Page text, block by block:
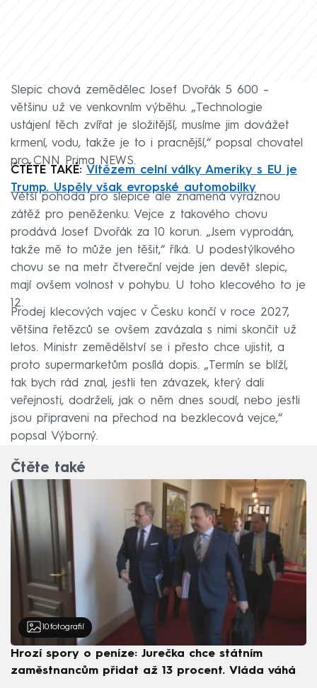
Slepic chová zemědělec Josef Dvořák 5 600 –
většinu už ve venkovním výběhu. „Technologie
ustájení těch zvířat je složitější, musíme jim dovážet
krmení, vodu, takže je to i pracnější,“ popsal chovatel
pro CNN Prima NEWS.
ČTĚTE TAKÉ: Vítězem celní války Ameriky s EU je
Trump. Uspěly však evropské automobilky
Větší pohoda pro slepice ale znamená výraznou
zátěž pro peněženku. Vejce z takového chovu
prodává Josef Dvořák za 10 korun. „Jsem vyprodán,
takže mě to může jen těšit,“ říká. U podestýlkového
chovu se na metr čtvereční vejde jen devět slepic,
mají ovšem volnost v pohybu. U toho klecového to je
12.
Prodej klecových vajec v Česku končí v roce 2027,
většina řetězců se ovšem zavázala s nimi skončit už
letos. Ministr zemědělství se i přesto chce ujistit, a
proto supermarketům posílá dopis. „Termín se blíží,
tak bych rád znal, jestli ten závazek, který dali
veřejnosti, dodrželi, jak o něm dnes soudí, nebo jestli
jsou připraveni na přechod na bezklecová vejce,“
popsal Výborný.
Čtěte také
10 fotografií
Hrozí spory o peníze: Jurečka chce státním
zaměstnancům přidat až 13 procent. Vláda váhá